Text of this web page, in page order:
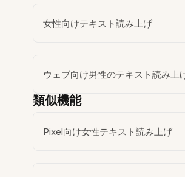
女性向けテキスト読み上げ
ウェブ向け男性のテキスト読み上
類似機能
Pixel向け女性テキスト読み上げ